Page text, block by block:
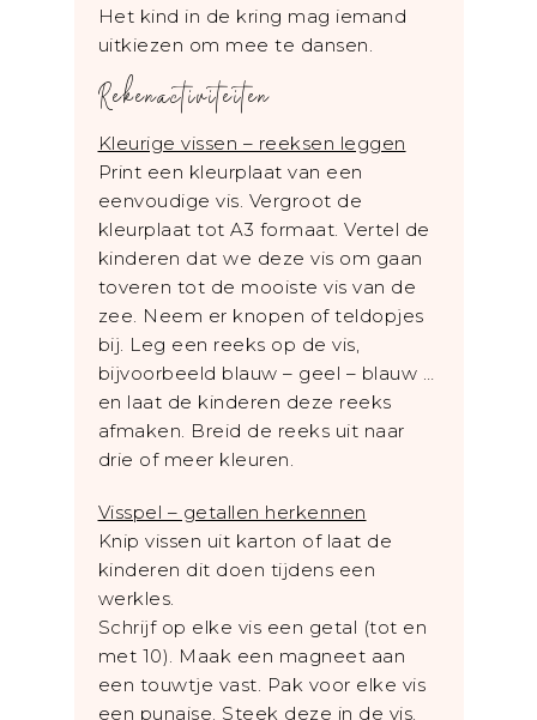
Het kind in de kring mag iemand
uitkiezen om mee te dansen.
Rekenactiviteiten
Kleurige vissen – reeksen leggen
Print een kleurplaat van een
eenvoudige vis. Vergroot de
kleurplaat tot A3 formaat. Vertel de
kinderen dat we deze vis om gaan
toveren tot de mooiste vis van de
zee. Neem er knopen of teldopjes
bij. Leg een reeks op de vis,
bijvoorbeeld blauw – geel – blauw …
en laat de kinderen deze reeks
afmaken. Breid de reeks uit naar
drie of meer kleuren.
Visspel – getallen herkennen
Knip vissen uit karton of laat de
kinderen dit doen tijdens een
werkles.
Schrijf op elke vis een getal (tot en
met 10). Maak een magneet aan
een touwtje vast. Pak voor elke vis
een punaise. Steek deze in de vis.